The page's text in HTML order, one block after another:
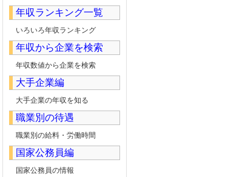
年収ランキング一覧
いろいろ年収ランキング
年収から企業を検索
年収数値から企業を検索
大手企業編
大手企業の年収を知る
職業別の待遇
職業別の給料・労働時間
国家公務員編
国家公務員の情報